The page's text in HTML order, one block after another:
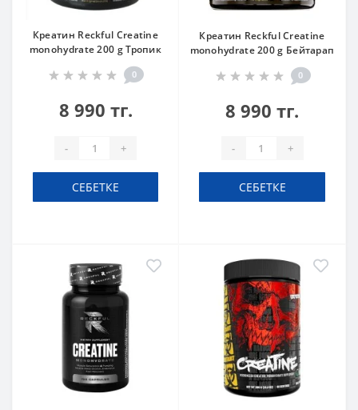
Креатин Reckful Creatine
monohydrate 200 g Тропик
0
8 990 тг.
- +
СЕБЕТКЕ
Креатин Reckful Creatine
monohydrate 200 g Бейтарап
0
8 990 тг.
- +
СЕБЕТКЕ